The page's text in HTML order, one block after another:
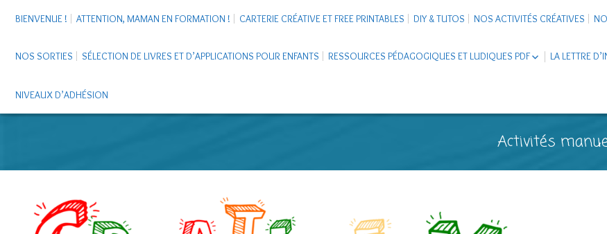
BIENVENUE ! ATTENTION, MAMAN EN FORMATION ! CARTERIE CRÉATIVE ET FREE PRINTABLES DIY & TUTOS NOS ACTIVITÉS CRÉATIVES
NOS SORTIES SÉLECTION DE LIVRES ET D’APPLICATIONS POUR ENFANTS RESSOURCES PÉDAGOGIQUES ET LUDIQUES PDF
CARNETS DE VOYAGE ENFANTS
LA LETTRE
NIVEAUX D’ADHÉSION
Activités